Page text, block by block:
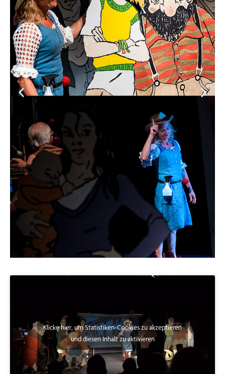
Klicke hier, um Statistiken-Cookies zu akzeptieren
und diesen Inhalt zu aktivieren